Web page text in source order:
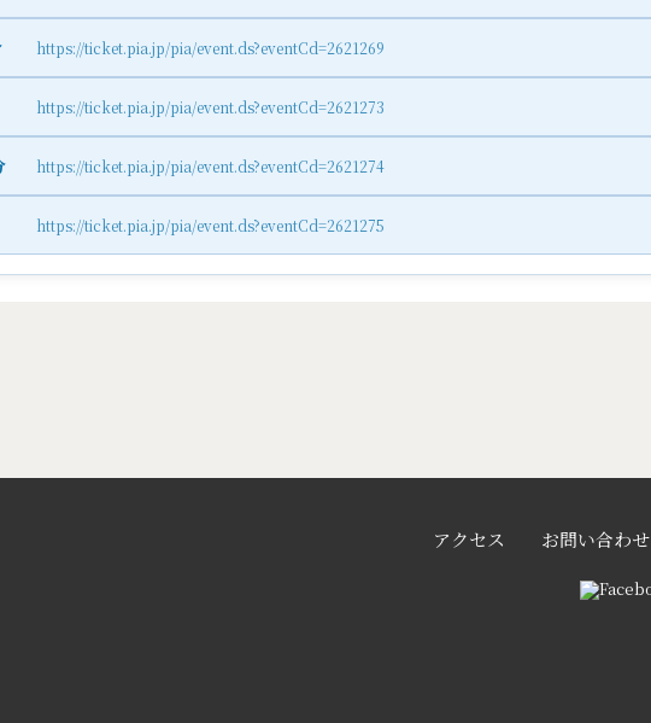
https://ticket.pia.jp/pia/event.ds?eventCd=2621269
https://ticket.pia.jp/pia/event.ds?eventCd=2621273
https://ticket.pia.jp/pia/event.ds?eventCd=2621274
https://ticket.pia.jp/pia/event.ds?eventCd=2621275
アクセス お問い合わせ